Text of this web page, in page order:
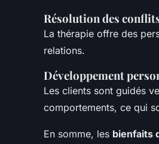
Résolution des
La thérapie offre des
relations.
Développement
Les clients sont guidés
comportements, ce qui
En somme, les bienfaits